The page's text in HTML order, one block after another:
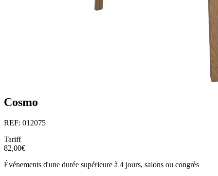
Cosmo
REF: 012075
Tariff
82,00€
Événements d'une durée supérieure à 4 jours, salons ou congrès